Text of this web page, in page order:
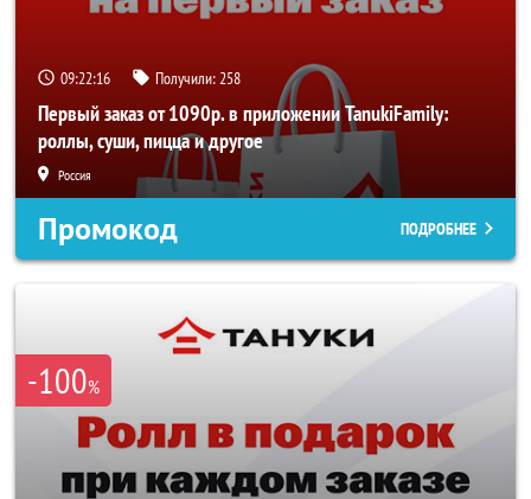
09:22:15 Получили:258
Первый заказ от 1090р. в приложении TanukiFamily:
роллы, суши, пицца и другое
Россия
Промокод ПОДРОБНЕЕ
-100%